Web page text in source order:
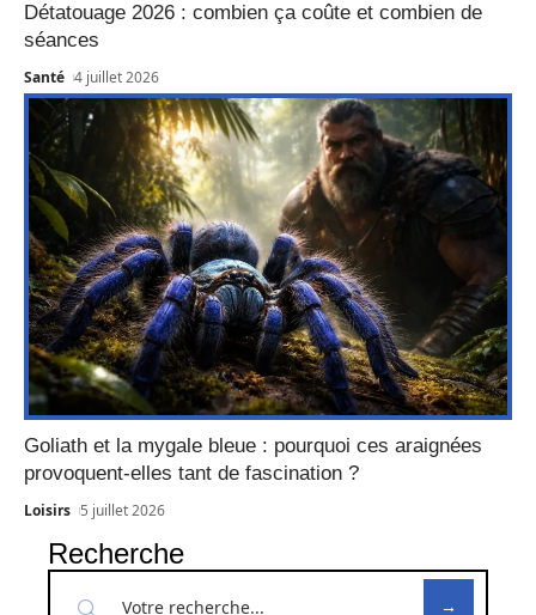
Détatouage 2026 : combien ça coûte et combien de
séances
Santé 4 juillet 2026
Goliath et la mygale bleue : pourquoi ces araignées
provoquent-elles tant de fascination ?
Loisirs 5 juillet 2026
Recherche